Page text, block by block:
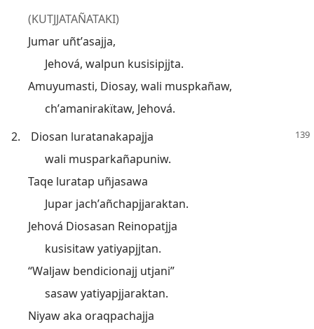
(KUTJJATAÑATAKI)
Jumar uñtʼasajja,
Jehová, walpun kusisipjjta.
Amuyumasti, Diosay, wali muspkañaw,
chʼamanirakïtaw, Jehová.
2.
Diosan luratanakapajja
wali musparkañapuniw.
Taqe luratap uñjasawa
Jupar jachʼañchapjjaraktan.
Jehová Diosasan Reinopatjja
kusisitaw yatiyapjjtan.
“Waljaw bendicionajj utjani”
sasaw yatiyapjjaraktan.
Niyaw aka oraqpachajja